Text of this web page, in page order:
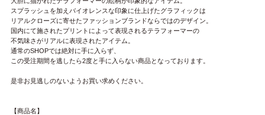
スプラッシュを加えバイオレンスな印象に仕上げたグラフィックは
リアルクローズに寄せたファッションブランドならではのデザイン。
国内にて施されたプリントによって表現されるテラフォーマーの
不気味さがリアルに表現されたアイテム。
通常のSHOPでは絶対に手に入らず、
この受注期間を逃したら2度と手に入らない商品となっております。
是非お見逃しのないようお買い求めください。
【商品名】